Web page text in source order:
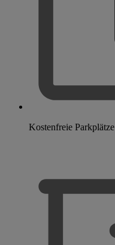
Kostenfreie Parkplätze